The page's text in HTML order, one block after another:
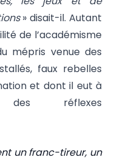
» disait-il. Autant
de l’académisme
mépris venue des
faux rebelles
et dont il eut à
réflexes
un franc-tireur, un